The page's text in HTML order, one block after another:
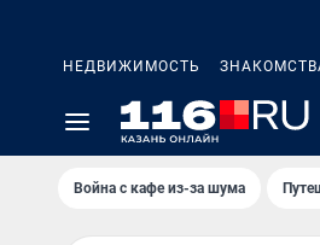
НЕДВИЖИМОСТЬ
Война с кафе из-за шума